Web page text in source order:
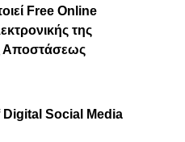
Free Online
της
Αποστάσεως
Digital Social Media